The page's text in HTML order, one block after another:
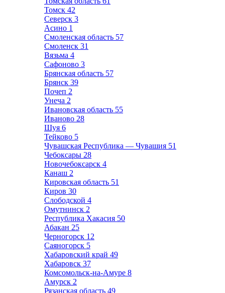
Томск 42
Северск 3
Асино 1
Смоленская область 57
Смоленск 31
Вязьма 4
Сафоново 3
Брянская область 57
Брянск 39
Почеп 2
Унеча 2
Ивановская область 55
Иваново 28
Шуя 6
Тейково 5
Чувашская Республика — Чувашия 51
Чебоксары 28
Новочебоксарск 4
Канаш 2
Кировская область 51
Киров 30
Слободской 4
Омутнинск 2
Республика Хакасия 50
Абакан 25
Черногорск 12
Саяногорск 5
Хабаровский край 49
Хабаровск 37
Комсомольск-на-Амуре 8
Амурск 2
Рязанская область 49